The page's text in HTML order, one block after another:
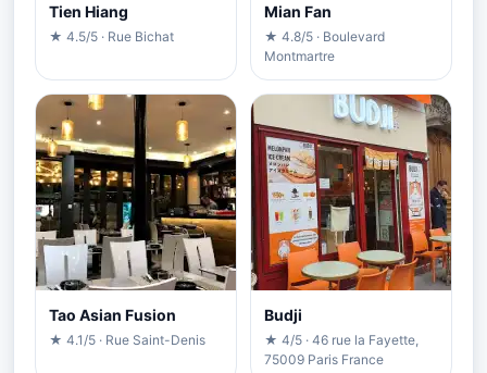
Tien Hiang
★ 4.5/5 · Rue Bichat
Mian Fan
★ 4.8/5 · Boulevard
Montmartre
Tao Asian Fusion
★ 4.1/5 · Rue Saint-Denis
Budji
★ 4/5 · 46 rue la Fayette,
75009 Paris France